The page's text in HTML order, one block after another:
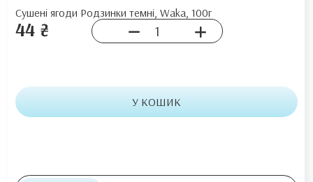
Сушені ягоди Родзинки темні, Waka, 100г
44 ₴
У КОШИК